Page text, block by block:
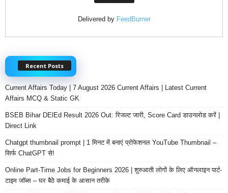
Delivered by FeedBurner
Recent Posts
Current Affairs Today | 7 August 2026 Current Affairs | Latest Current
Affairs MCQ & Static GK
BSEB Bihar DElEd Result 2026 Out: रिजल्ट जारी, Score Card डाउनलोड करें |
Direct Link
Chatgpt thumbnail prompt | 1 मिनट में बनाएं प्रोफेशनल YouTube Thumbnail –
सिर्फ ChatGPT से!
Online Part-Time Jobs for Beginners 2026 | शुरुआती लोगों के लिए ऑनलाइन पार्ट-
टाइम जॉब्स – घर बैठे कमाई के आसान तरीके